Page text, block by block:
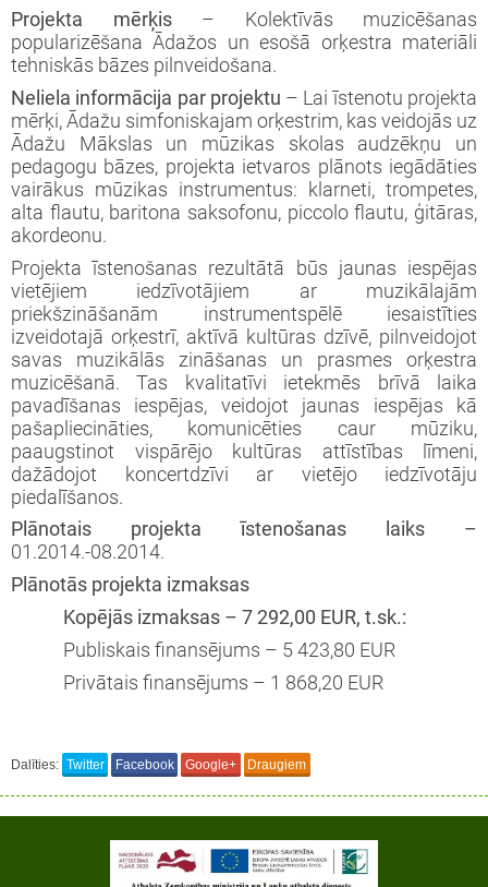
Projekta mērķis– Kolektīvās muzicēšanas
popularizēšana Ādažos un esošā orķestra materiāli
tehniskās bāzes pilnveidošana.
Neliela informācija par projektu – Lai īstenotu projekta
mērķi, Ādažu simfoniskajam orķestrim, kas veidojās uz
Ādažu Mākslas un mūzikas skolas audzēkņu un
pedagogu bāzes, projekta ietvaros plānots iegādāties
vairākus mūzikas instrumentus: klarneti, trompetes,
alta flautu, baritona saksofonu, piccolo flautu, ģitāras,
akordeonu.
Projekta īstenošanas rezultātā būs jaunas iespējas
vietējiem iedzīvotājiem ar muzikālajām
priekšzināšanām instrumentspēlē iesaistīties
izveidotajā orķestrī, aktīvā kultūras dzīvē, pilnveidojot
savas muzikālās zināšanas un prasmes orķestra
muzicēšanā. Tas kvalitatīvi ietekmēs brīvā laika
pavadīšanas iespējas, veidojot jaunas iespējas kā
pašapliecināties, komunicēties caur mūziku,
paaugstinot vispārējo kultūras attīstības līmeni,
dažādojot koncertdzīvi ar vietējo iedzīvotāju
piedalīšanos.
Plānotais projekta īstenošanas laiks –
01.2014.-08.2014.
Plānotās projekta izmaksas
Kopējās izmaksas – 7 292,00 EUR, t.sk.:
Publiskais finansējums – 5 423,80 EUR
Privātais finansējums – 1 868,20 EUR
Dalīties: Twitter Facebook Google+ Draugiem